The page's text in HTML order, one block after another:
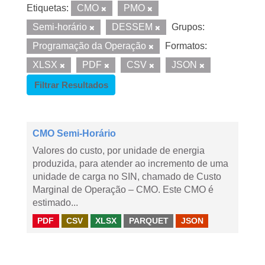
Etiquetas: CMO
PMO
Semi-horário
DESSEM
Grupos:
Programação da Operação
Formatos:
XLSX
PDF CSV
JSON
Filtrar Resultados
CMO Semi-Horário
Valores do custo, por unidade de energia
produzida, para atender ao incremento de uma
unidade de carga no SIN, chamado de Custo
Marginal de Operação – CMO. Este CMO é
estimado...
PDF CSV XLSX PARQUET JSON